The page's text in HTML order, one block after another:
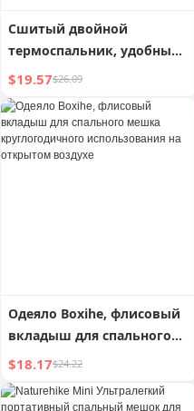
Сшитый двойной
термоспальник, удобный
для переноски на
открытом воздухе
$19.57$26.09
Oдеяло Boxihe, флисовый
вкладыш для спального
мешка круглогодичного
использования на
открытом воздухе
$18.17$24.22